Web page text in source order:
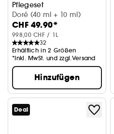
Pflegeset
Doré (40 ml + 10 ml)
CHF 49.90*
998,00 CHF / 1L
32
Erhältlich in 2 Größen
*Inkl. MwSt. und zzgl.Versand
Hinzufügen
Deal